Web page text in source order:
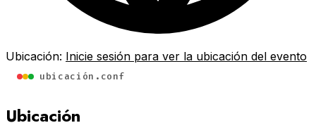
Ubicación: Inicie sesión para ver la ubicación del evento
ubicación.conf
Ubicación